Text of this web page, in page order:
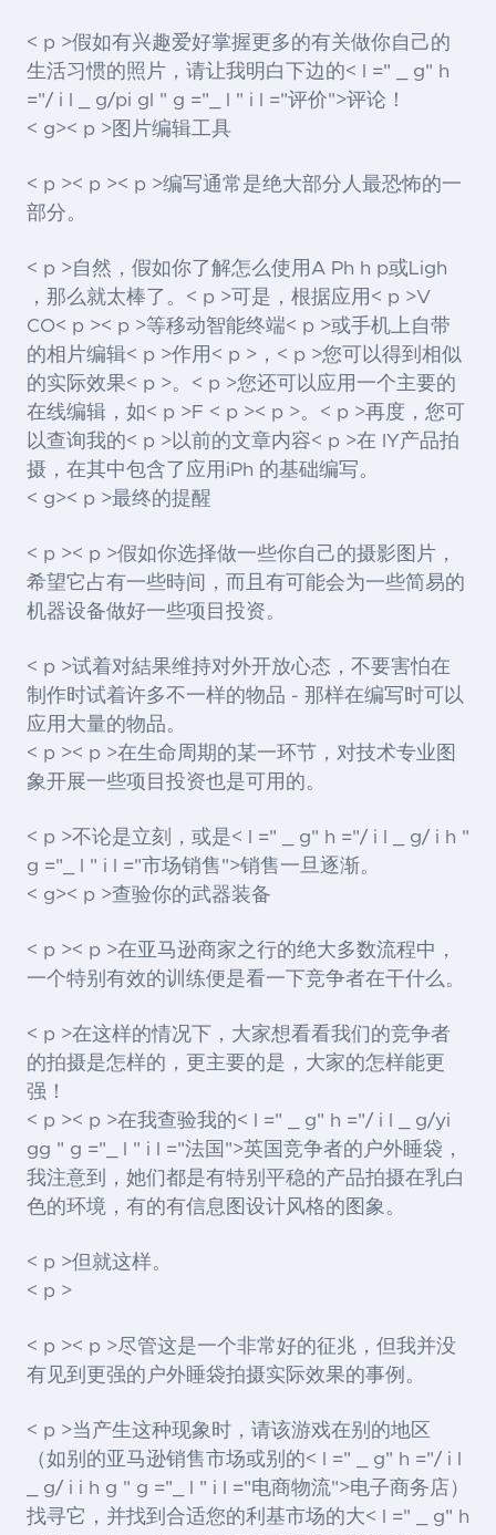
< p >假如有兴趣爱好掌握更多的有关做你自己的
生活习惯的照片，请让我明白下边的< l =" _ g" h
="/ i l _ g/pi gl " g ="_ l " i l ="评价">评论 ！
< g>< p >图片编辑工具
< p >< p >< p >编写通常是绝大部分人最恐怖的一
部分。
< p >自然，假如你了解怎么使用A Ph h p或Ligh
，那么就太棒了。< p >可是，根据应用< p >V
CO< p >< p >等移动智能终端< p >或手机上自带
的相片编辑< p >作用< p >，< p >您可以得到相似
的实际效果< p >。< p >您还可以应用一个主要的
在线编辑，如< p >F < p >< p >。< p >再度，您可
以查询我的< p >以前的文章内容< p >在 IY产品拍
摄，在其中包含了应用iPh 的基础编写。
< g>< p >最终的提醒
< p >< p >假如你选择做一些你自己的摄影图片，
希望它占有一些時间，而且有可能会为一些简易的
机器设备做好一些项目投资。
< p >试着对結果维持对外开放心态，不要害怕在
制作时试着许多不一样的物品 - 那样在编写时可以
应用大量的物品。
< p >< p >在生命周期的某一环节，对技术专业图
象开展一些项目投资也是可用的。
< p >不论是立刻，或是< l =" _ g" h ="/ i l _ g/ i h "
g ="_ l " i l ="市场销售">销售一旦逐渐。
< g>< p >查验你的武器装备
< p >< p >在亚马逊商家之行的绝大多数流程中，
一个特别有效的训练便是看一下竞争者在干什么。
< p >在这样的情况下，大家想看看我们的竞争者
的拍摄是怎样的，更主要的是，大家的怎样能更
强！
< p >< p >在我查验我的< l =" _ g" h ="/ i l _ g/yi
gg " g ="_ l " i l ="法国">英国竞争者的户外睡袋，
我注意到，她们都是有特别平稳的产品拍摄在乳白
色的环境，有的有信息图设计风格的图象。
< p >但就这样。
< p >
< p >< p >尽管这是一个非常好的征兆，但我并没
有见到更强的户外睡袋拍摄实际效果的事例。
< p >当产生这种现象时，请该游戏在别的地区
（如别的亚马逊销售市场或别的< l =" _ g" h ="/ i l
_ g/ i i h g " g ="_ l " i l ="电商物流">电子商务店）
找寻它，并找到合适您的利基市场的大< l =" _ g" h